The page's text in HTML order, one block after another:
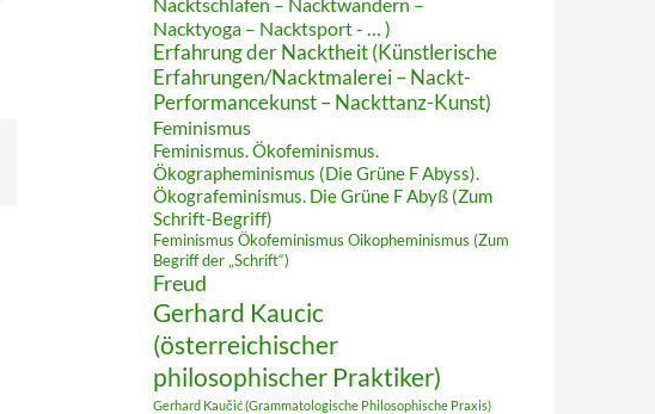
Nacktyoga – Nacktsport - … )
Erfahrung der Nacktheit (Künstlerische
Erfahrungen/Nacktmalerei – Nackt-
Performancekunst – Nackttanz-Kunst)
Feminismus
Feminismus. Ökofeminismus.
Ökographeminismus (Die Grüne F Abyss).
Ökografeminismus. Die Grüne F Abyß (Zum
Schrift-Begriff)
Feminismus Ökofeminismus Oikopheminismus (Zum
Begriff der „Schrift“)
Freud
Gerhard Kaucic
(österreichischer
philosophischer Praktiker)
Gerhard Kaučić (Grammatologische Philosophische Praxis)